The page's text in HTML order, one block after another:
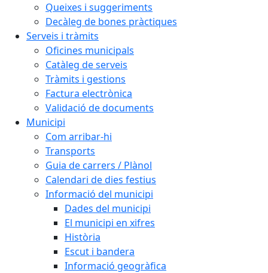
Queixes i suggeriments
Decàleg de bones pràctiques
Serveis i tràmits
Oficines municipals
Catàleg de serveis
Tràmits i gestions
Factura electrònica
Validació de documents
Municipi
Com arribar-hi
Transports
Guia de carrers / Plànol
Calendari de dies festius
Informació del municipi
Dades del municipi
El municipi en xifres
Història
Escut i bandera
Informació geogràfica